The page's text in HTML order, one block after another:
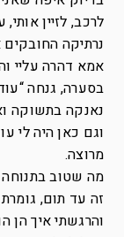
לרכב, לזיין
נרתיקה
אמא דהרה עליי
בסערה, גנחה
נאנקה בתשוקה
וגם כאן היה לי
מרוצה.
מה שטוב
זה עד תום,
והרגשתי איך הן